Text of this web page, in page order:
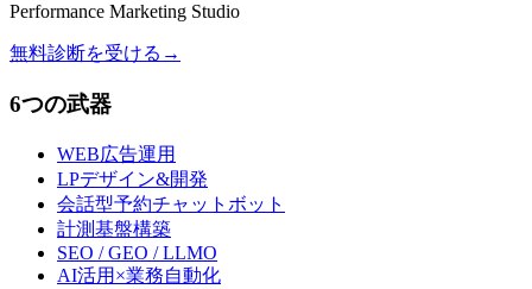
Performance Marketing Studio
無料診断を受ける →
6つの武器
WEB広告運用
LPデザイン&開発
会話型予約チャットボット
計測基盤構築
SEO / GEO / LLMO
AI活用×業務自動化